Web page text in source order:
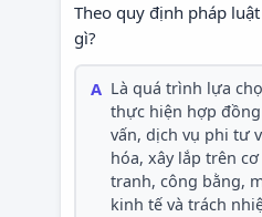
Theo quy định pháp
gì?
A Là quá trình lựa
thực hiện hợp
vấn, dịch vụ phi tư
hóa, xây lắp trên
tranh, công bằng,
kinh tế và trách